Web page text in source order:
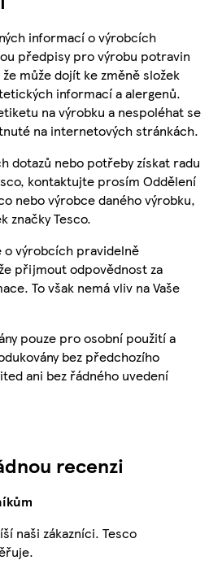
informací o výrobcích
předpisy pro výrobu potravin
může dojít ke změně složek
informací a alergenů.
na výrobku a nespoléhat se
na internetových stránkách.
dotazů nebo potřeby získat radu
kontaktujte prosím Oddělení
nebo výrobce daného výrobku,
značky Tesco.
výrobcích pravidelně
přijmout odpovědnost za
To však nemá vliv na Vaše
pouze pro osobní použití a
bez předchozího
ani bez řádného uvedení
recenzi
naši zákazníci. Tesco